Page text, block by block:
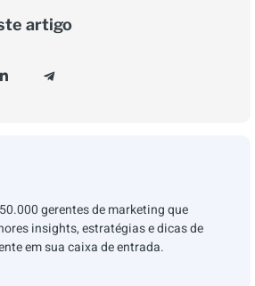
artigo
gerentes de marketing que
insights, estratégias e dicas de
em sua caixa de entrada.